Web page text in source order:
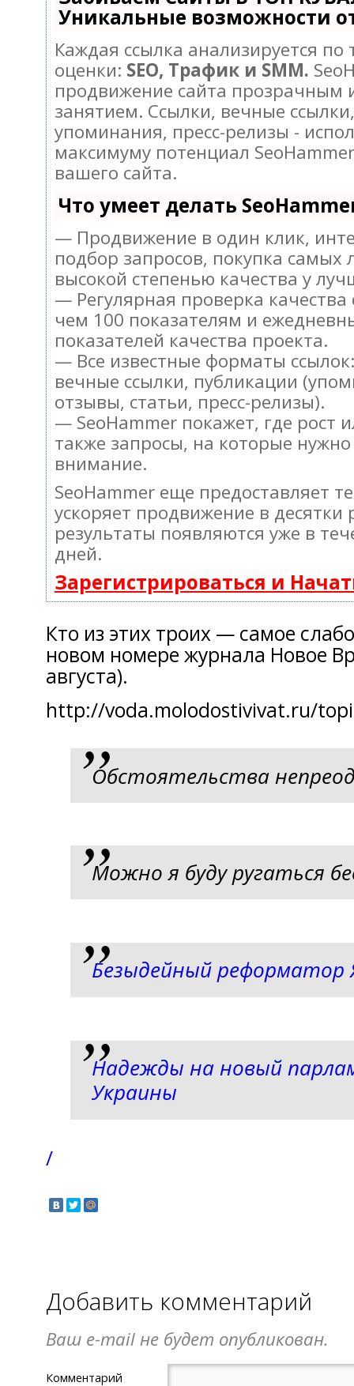
Уникальные возможности
Каждая ссылка анализируется
оценки: SEO, Трафик и SMM.
продвижение сайта прозрачным
занятием. Ссылки, вечные
упоминания, пресс-релизы -
максимуму потенциал
вашего сайта.
Что умеет делать
— Продвижение в один клик,
подбор запросов, покупка самых
высокой степенью качества у
— Регулярная проверка качества
чем 100 показателям и
показателей качества проекта.
— Все известные форматы
вечные ссылки, публикации
отзывы, статьи, пресс-релизы).
— SeoHammer покажет, где рост
также запросы, на которые
внимание.
SeoHammer еще предоставляет
ускоряет продвижение в десятки
результаты появляются уже в
дней.
Зарегистрироваться и
Кто из этих троих — самое
новом номере журнала Новое
августа).
http://voda.molodostivivat.ru/
Обстоятельства
Можно я буду ругаться
Безыдейный реформатор
Надежды на новый
Украины
/
Добавить комментарий
Ваш e-mail не будет опубликован.
Комментарий